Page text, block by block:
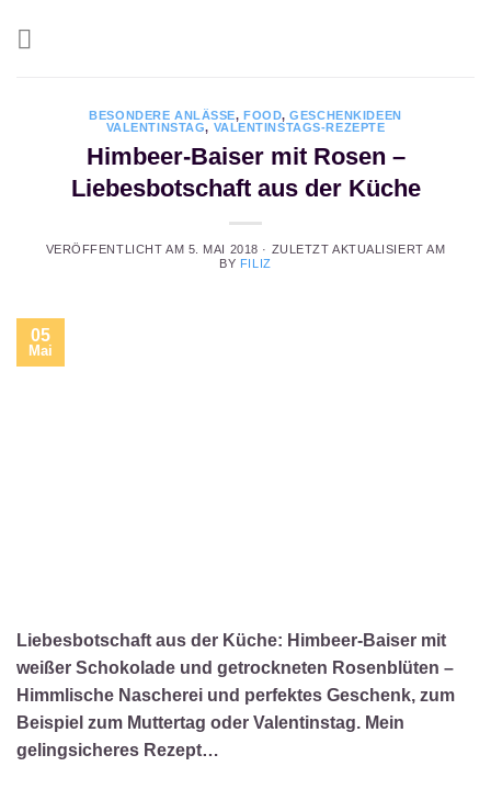
BESONDERE ANLÄSSE, FOOD,GESCHENKIDEEN
VALENTINSTAG, VALENTINSTAGS-REZEPTE
Himbeer-Baiser mit Rosen –
Liebesbotschaft aus der Küche
VERÖFFENTLICHT AM 5. MAI 2018 · ZULETZT AKTUALISIERT AM
BY FILIZ
05
Mai
Liebesbotschaft aus der Küche: Himbeer-Baiser mit
weißer Schokolade und getrockneten Rosenblüten –
Himmlische Nascherei und perfektes Geschenk, zum
Beispiel zum Muttertag oder Valentinstag. Mein
gelingsicheres Rezept…